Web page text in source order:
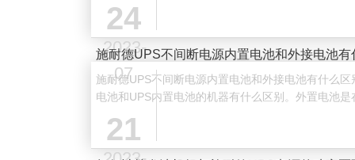
24
2023-
07
施耐德UPS不间断电源内置电池和外接电池有
施耐德UPS不间断电源内置电池和外接电池有什么
电池和UPS内置电池的机器有什么区别。外置电池
电···
21